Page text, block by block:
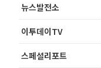
뉴스발전소
이투데이TV
스페셜리포트